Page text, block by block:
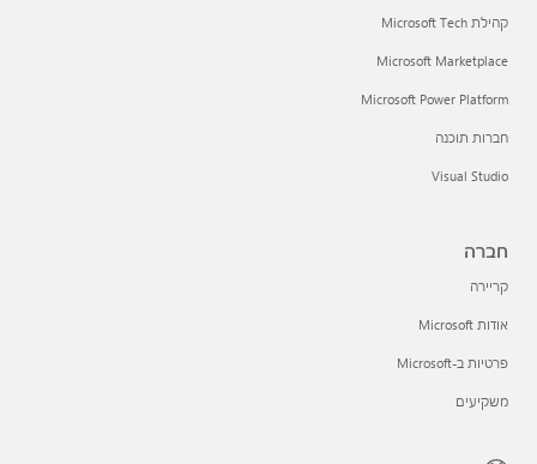
קהילת Microsoft Tech
Microsoft Marketplace
Microsoft Power Platform
חברות תוכנה
Visual Studio
חברה
קריירה
אודות Microsoft
פרטיות ב-Microsoft
משקיעים